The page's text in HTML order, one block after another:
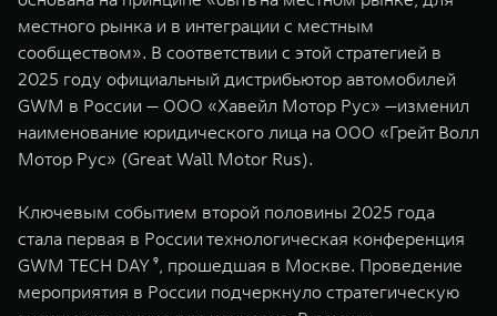
местного рынка и в интеграции с местным
сообществом». В соответствии с этой стратегией в
2025 году официальный дистрибьютор автомобилей
GWM в России — ООО «Хавейл Мотор Рус» —изменил
наименование юридического лица на ООО «Грейт Волл
Мотор Рус» (Great Wall Motor Rus).
Ключевым событием второй половины 2025 года
стала первая в России технологическая конференция
GWM TECH DAY ⁹, прошедшая в Москве. Проведение
мероприятия в России подчеркнуло стратегическую